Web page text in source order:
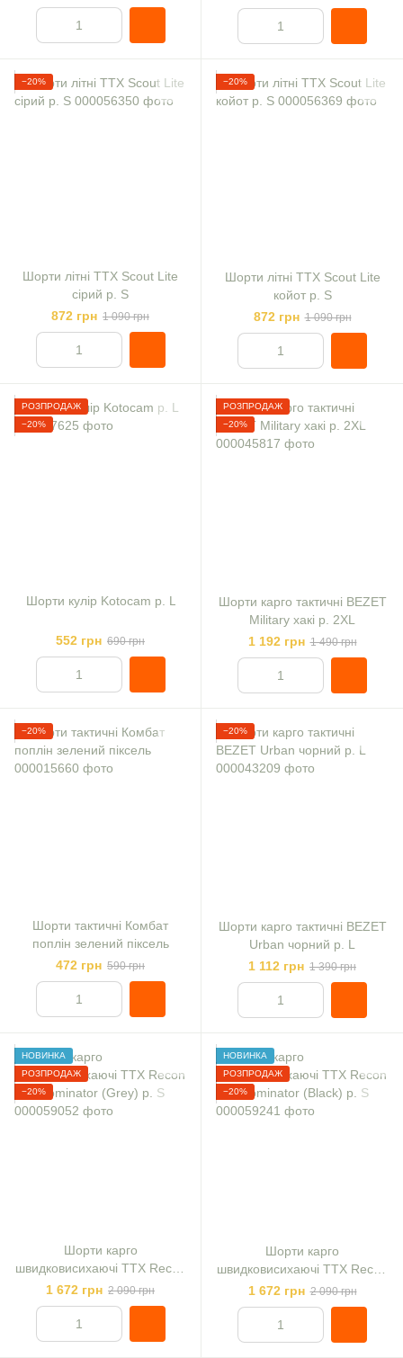
−20%
Шорти літні TTX Scout Lite
сірий р. S
872 грн 1 090 грн
−20%
Шорти літні TTX Scout Lite
койот р. S
872 грн 1 090 грн
РОЗПРОДАЖ
−20%
Шорти кулір Kotocam р. L
552 грн 690 грн
РОЗПРОДАЖ
−20%
Шорти карго тактичні BEZET
Military хакі р. 2XL
1 192 грн 1 490 грн
−20%
Шорти тактичні Комбат
поплін зелений піксель
472 грн 590 грн
−20%
Шорти карго тактичні BEZET
Urban чорний р. L
1 112 грн 1 390 грн
НОВИНКА
РОЗПРОДАЖ
−20%
Шорти карго
швидковисихаючі TTX Recon
Lite Dominator (Grey) р. S
1 672 грн 2 090 грн
НОВИНКА
РОЗПРОДАЖ
−20%
Шорти карго
швидковисихаючі TTX Recon
Lite Dominator (Black) р. S
1 672 грн 2 090 грн